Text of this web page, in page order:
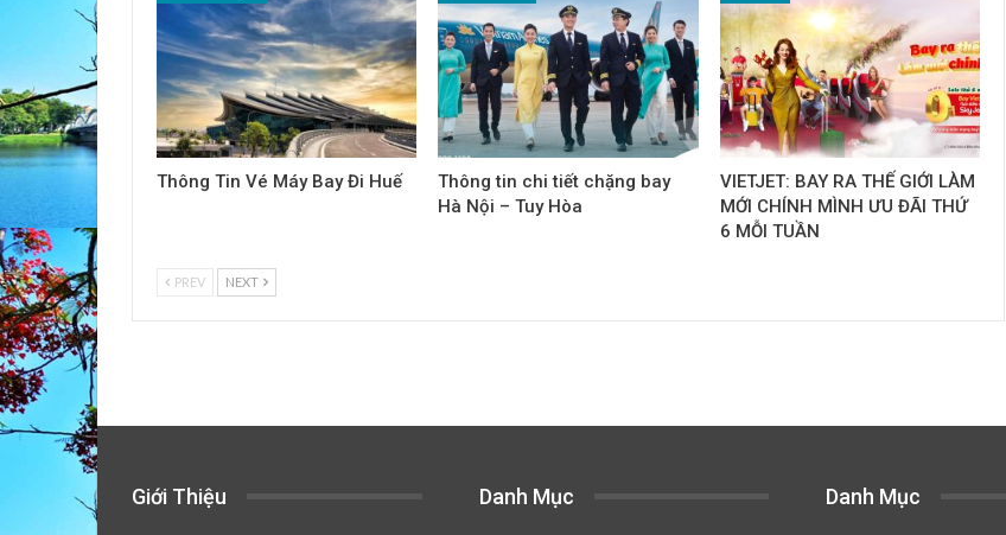
Thông Tin Vé Máy Bay Đi Huế
Thông tin chi tiết chặng bay
Hà Nội – Tuy Hòa
VIETJET: BAY RA THẾ GIỚI LÀM
MỚI CHÍNH MÌNH ƯU ĐÃI THỨ
6 MỖI TUẦN
PREV NEXT
Giới Thiệu Danh Mục Danh Mục